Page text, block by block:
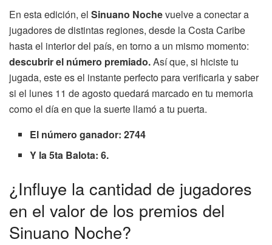
En esta edición, el Sinuano Nochevuelve a conectar a
jugadores de distintas regiones, desde la Costa Caribe
hasta el interior del país, en torno a un mismo momento:
descubrir el número premiado.Así que, si hiciste tu
jugada, este es el instante perfecto para verificarla y saber
si el lunes 11 de agosto quedará marcado en tu memoria
como el día en que la suerte llamó a tu puerta.
El número ganador: 2744
Y la 5ta Balota: 6.
¿Influye la cantidad de jugadores
en el valor de los premios del
Sinuano Noche?